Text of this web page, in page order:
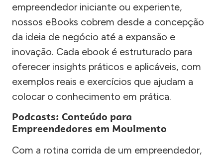
empreendedor iniciante ou experiente,
nossos eBooks cobrem desde a concepção
da ideia de negócio até a expansão e
inovação. Cada ebook é estruturado para
oferecer insights práticos e aplicáveis, com
exemplos reais e exercícios que ajudam a
colocar o conhecimento em prática.
Podcasts: Conteúdo para
Empreendedores em Movimento
Com a rotina corrida de um empreendedor,